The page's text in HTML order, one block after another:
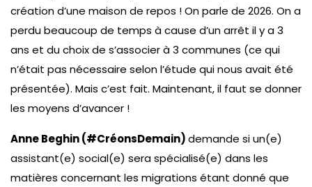
création d’une maison de repos ! On parle de 2026. On a
perdu beaucoup de temps à cause d’un arrêt il y a 3
ans et du choix de s’associer à 3 communes (ce qui
n’était pas nécessaire selon l’étude qui nous avait été
présentée). Mais c’est fait. Maintenant, il faut se donner
les moyens d’avancer !
Anne Beghin (#CréonsDemain)demande si un(e)
assistant(e) social(e) sera spécialisé(e) dans les
matières concernant les migrations étant donné que